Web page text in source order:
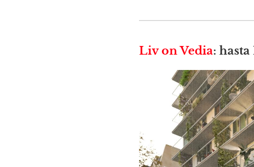
Liv on Vedia: hasta